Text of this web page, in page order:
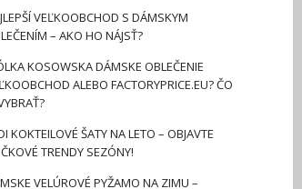
VEĽKOOBCHOD S DÁMSKYM
– AKO HO NÁJSŤ?
KOSOWSKA DÁMSKE OBLEČENIE
ALEBO FACTORYPRICE.EU? ČO
KOKTEILOVÉ ŠATY NA LETO – OBJAVTE
TRENDY SEZÓNY!
VELÚROVÉ PYŽAMO NA ZIMU –